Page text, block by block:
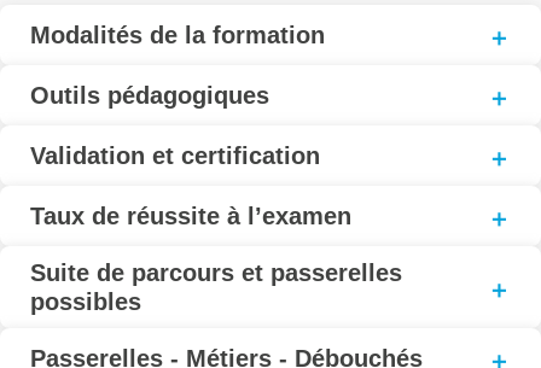
Modalités de la formation
Outils pédagogiques
Validation et certification
Taux de réussite à l’examen
Suite de parcours et passerelles
possibles
Passerelles - Métiers - Débouchés